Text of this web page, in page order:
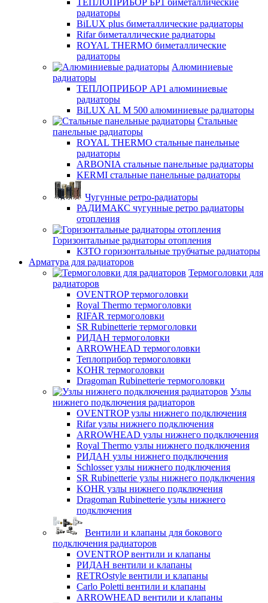
ТЕПЛОПРИБОР БР1 биметаллические
радиаторы
BiLUX plus биметаллические радиаторы
Rifar биметаллические радиаторы
ROYAL THERMO биметаллические
радиаторы
Алюминиевые
радиаторы
ТЕПЛОПРИБОР АР1 алюминиевые
радиаторы
BiLUX AL M 500 алюминиевые радиаторы
Стальные
панельные радиаторы
ROYAL THERMO стальные панельные
радиаторы
ARBONIA стальные панельные радиаторы
KERMI стальные панельные радиаторы
Чугунные ретро-радиаторы
РАДИМАКС чугунные ретро радиаторы
отопления
Горизонтальные радиаторы отопления
КЗТО горизонтальные трубчатые радиаторы
Арматура для радиаторов
Термоголовки для
радиаторов
OVENTROP термоголовки
Royal Thermo термоголовки
RIFAR термоголовки
SR Rubinetterie термоголовки
РИДАН термоголовки
ARROWHEAD термоголовки
Теплоприбор термоголовки
KOHR термоголовки
Dragoman Rubinetterie термоголовки
Узлы
нижнего подключения радиаторов
OVENTROP узлы нижнего подключения
Rifar узлы нижнего подключения
ARROWHEAD узлы нижнего подключения
Royal Thermo узлы нижнего подключения
РИДАН узлы нижнего подключения
Schlosser узлы нижнего подключения
SR Rubinetterie узлы нижнего подключения
KOHR узлы нижнего подключения
Dragoman Rubinetterie узлы нижнего
подключения
Вентили и клапаны для бокового
подключения радиаторов
OVENTROP вентили и клапаны
РИДАН вентили и клапаны
RETROstyle вентили и клапаны
Carlo Poletti вентили и клапаны
ARROWHEAD вентили и клапаны